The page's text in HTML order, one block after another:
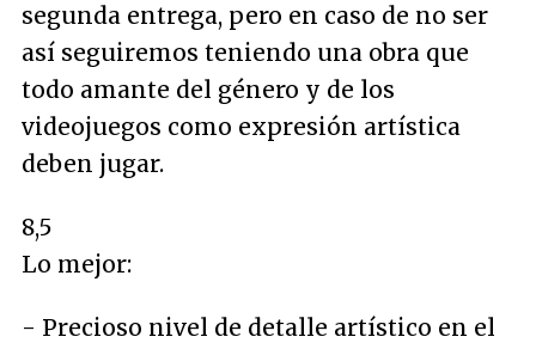
segunda entrega, pero en caso de no ser
así seguiremos teniendo una obra que
todo amante del género y de los
videojuegos como expresión artística
deben jugar.
8,5
Lo mejor:
- Precioso nivel de detalle artístico en el